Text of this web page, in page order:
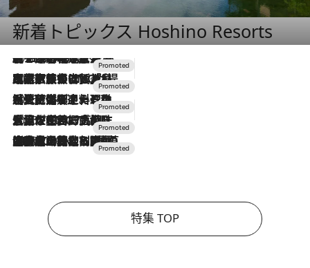
新着トピックス Hoshino Resorts
2026.8.7
【トンボの足水浴】ヒノキの香りに包まれて涼感マックス！約13℃の湧水かけ流しを避暑地「星野温泉 トンボの湯」で体験
2026.7.31
【ホテル帰省】という選択肢をOMOが提案。家族とほどよい距離を保つには「昼は実家、夜は気兼ねなくホテルで！」
2026.7.24
【夏限定ディナーコース】旬を迎える稚鮎や花ズッキーニなどをイタリア・トスカーナの郷土料理の手法で満喫！
2026.7.17
「土佐和ハーブかき氷」がOMO7高知に登場！生姜、山椒、大葉など目にも舌にも涼を呼ぶ郷土の味
2026.7.10
NEW OPEN！【界 草津】名湯の地に誕生。趣の異なる2種の温泉と上州ならではの会席・蕎麦割烹など美食を味わう究極の癒やし旅
特集 TOP